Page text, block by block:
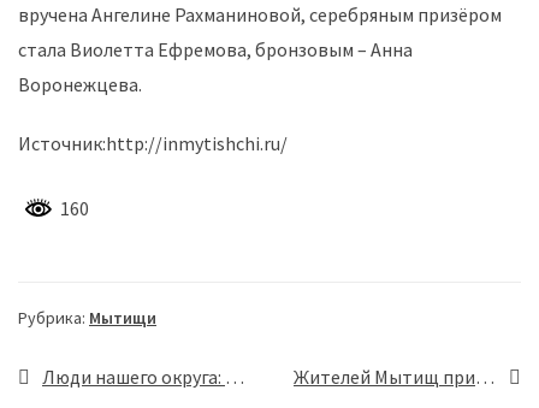
вручена Ангелине Рахманиновой, серебряным призёром
стала Виолетта Ефремова, бронзовым – Анна
Воронежцева.
Источник:http://inmytishchi.ru/
160
Рубрика: Мытищи
Навигация
Люди нашего округа: тренер Андрей Столяров Жителей Мытищ приглашают к участию в экологической акции